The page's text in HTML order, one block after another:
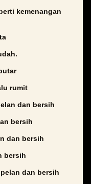
kemenangan
rumit
dan bersih
bersih
dan bersih
bersih
dan bersih